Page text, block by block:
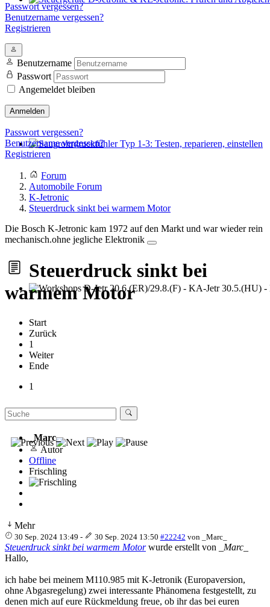
Steuergeräte D-Jetronic & KE-Jetronic: Prüfen und Abgleichen
Saugrohrdruckfühler Typ 1-3: Testen, reparieren, einstellen
Workshops D-Jetr 20.6.(ER)/29.8.(F) - KA-Jetr 30.5.(HU) -
Passwort vergessen?
Benutzername vergessen?
Registrieren
Benutzername
Passwort
Angemeldet bleiben
Anmelden
Passwort vergessen?
Benutzername vergessen?
Registrieren
Forum
Automobile Forum
K-Jetronic
Steuerdruck sinkt bei warmem Motor
Die Bosch K-Jetronic kam 1972 auf den Markt und war wieder rein
mechanisch.ohne jegliche Elektronik
Steuerdruck sinkt bei
warmem Motor
Start
Zurück
1
Weiter
Ende
1
_Marc_
Autor
Offline
Frischling
Mehr
30 Sep. 2024 13:49 - 30 Sep. 2024 13:50 #22242 von _Marc_
Steuerdruck sinkt bei warmem Motorwurde erstellt von
_Marc_
Hallo,
ich habe bei meinem M110.985 mit K-Jetronik (Europaversion,
ohne Abgasregelung) zwei interessante Phänomena festgestellt, zu
denen mich auf eure Rückmeldung freue, ob ihr das bei euren